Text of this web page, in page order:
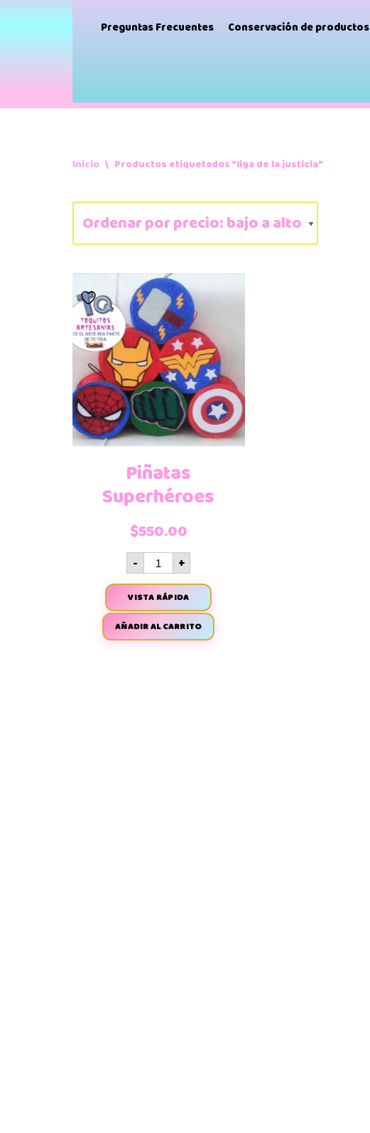
Preguntas Frecuentes Conservación de productos
Inicio \ Productos etiquetados “liga de la justicia”
Piñatas
Superhéroes
$550.00
- +
VISTA RÁPIDA
AÑADIR AL CARRITO